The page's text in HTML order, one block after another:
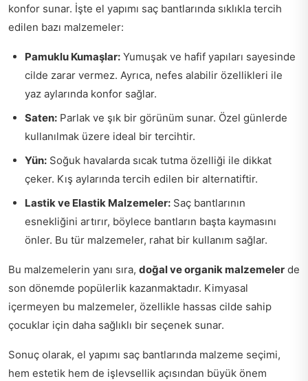
konfor sunar. İşte el yapımı saç bantlarında sıklıkla tercih
edilen bazı malzemeler:
Pamuklu Kumaşlar: Yumuşak ve hafif yapıları sayesinde
cilde zarar vermez. Ayrıca, nefes alabilir özellikleri ile
yaz aylarında konfor sağlar.
Saten: Parlak ve şık bir görünüm sunar. Özel günlerde
kullanılmak üzere ideal bir tercihtir.
Yün: Soğuk havalarda sıcak tutma özelliği ile dikkat
çeker. Kış aylarında tercih edilen bir alternatiftir.
Lastik ve Elastik Malzemeler: Saç bantlarının
esnekliğini artırır, böylece bantların başta kaymasını
önler. Bu tür malzemeler, rahat bir kullanım sağlar.
Bu malzemelerin yanı sıra, doğal ve organik malzemeler de
son dönemde popülerlik kazanmaktadır. Kimyasal
içermeyen bu malzemeler, özellikle hassas cilde sahip
çocuklar için daha sağlıklı bir seçenek sunar.
Sonuç olarak, el yapımı saç bantlarında malzeme seçimi,
hem estetik hem de işlevsellik açısından büyük önem